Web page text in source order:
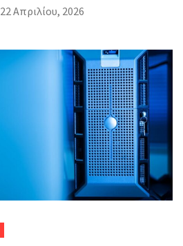
22 Απριλίου, 2026